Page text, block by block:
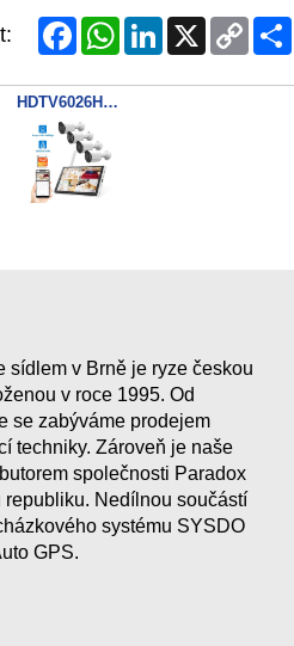
FacebookWhatsAppLinkedInX
Copy
Link
HDTV6026HE-4 Tuya
sídlem v Brně je ryze českou
v roce 1995. Od
se zabýváme prodejem
techniky. Zároveň je naše
společnosti Paradox
Nedílnou součástí
systému SYSDO
GPS.